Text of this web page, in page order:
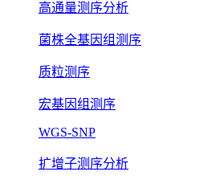
高通量测序分析
菌株全基因组测序
质粒测序
宏基因组测序
WGS-SNP
扩增子测序分析